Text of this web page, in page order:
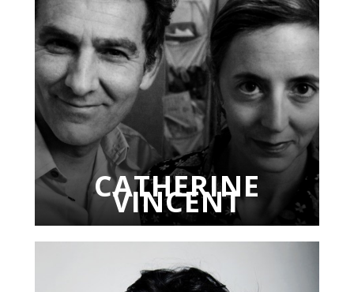
CATHERINE
VINCENT